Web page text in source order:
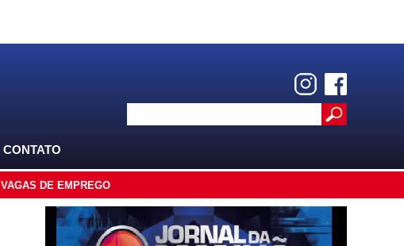
CONTATO
VAGAS DE EMPREGO